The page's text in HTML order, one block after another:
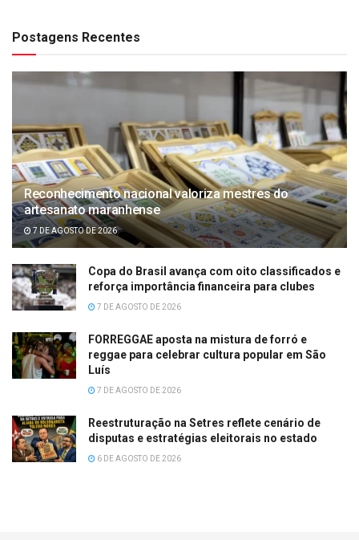
Postagens Recentes
Reconhecimento nacional valoriza mestres do
artesanato maranhense
7 DE AGOSTO DE 2026
Copa do Brasil avança com oito classificados e
reforça importância financeira para clubes
7 DE AGOSTO DE 2026
FORREGGAE aposta na mistura de forró e
reggae para celebrar cultura popular em São
Luís
7 DE AGOSTO DE 2026
Reestruturação na Setres reflete cenário de
disputas e estratégias eleitorais no estado
6 DE AGOSTO DE 2026